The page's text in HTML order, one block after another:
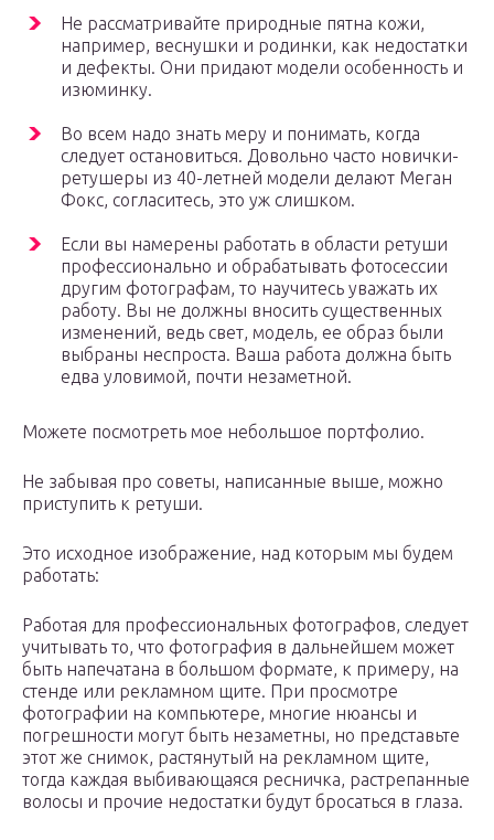
Не рассматривайте природные пятна кожи,
например, веснушки и родинки, как недостатки
и дефекты. Они придают модели особенность и
изюминку.
Во всем надо знать меру и понимать, когда
следует остановиться. Довольно часто новички-
ретушеры из 40-летней модели делают Меган
Фокс, согласитесь, это уж слишком.
Если вы намерены работать в области ретуши
профессионально и обрабатывать фотосессии
другим фотографам, то научитесь уважать их
работу. Вы не должны вносить существенных
изменений, ведь свет, модель, ее образ были
выбраны неспроста. Ваша работа должна быть
едва уловимой, почти незаметной.
Можете посмотреть мое небольшое портфолио.
Не забывая про советы, написанные выше, можно
приступить к ретуши.
Это исходное изображение, над которым мы будем
работать:
Работая для профессиональных фотографов, следует
учитывать то, что фотография в дальнейшем может
быть напечатана в большом формате, к примеру, на
стенде или рекламном щите. При просмотре
фотографии на компьютере, многие нюансы и
погрешности могут быть незаметны, но представьте
этот же снимок, растянутый на рекламном щите,
тогда каждая выбивающаяся ресничка, растрепанные
волосы и прочие недостатки будут бросаться в глаза.